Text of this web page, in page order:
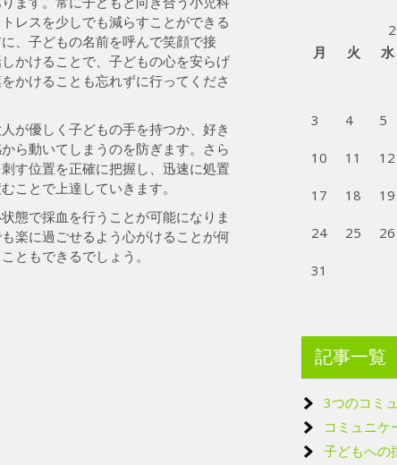
レスを少しでも減らすことができる
、子どもの名前を呼んで笑顔で接
かけることで、子どもの心を安らげ
かけることも忘れずに行ってくださ
が優しく子どもの手を持つか、好き
ら動いてしまうのを防ぎます。さら
す位置を正確に把握し、迅速に処置
ことで上達していきます。
態で採血を行うことが可能になりま
楽に過ごせるよう心がけることが何
ともできるでしょう。
月
火 水
3 4 5
10 11 12
17 18 19
24 25 26
31
記事一覧
3つのコミ
コミュニケ
子どもへの